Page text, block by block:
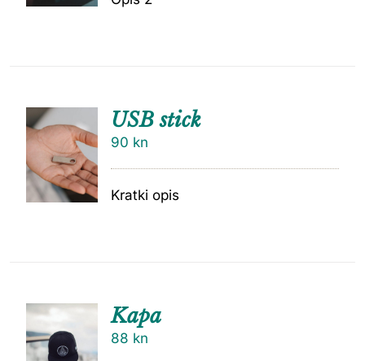
DODAJ
CU
USB stick
90 kn
Kratki opis
KOŠARI
Kapa
88 kn